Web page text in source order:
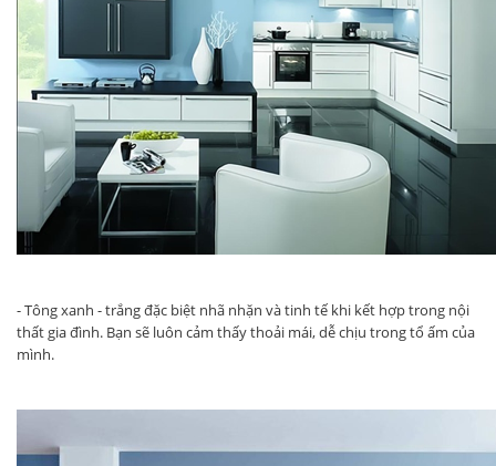
- Tông xanh - trắng đặc biệt nhã nhặn và tinh tế khi kết hợp trong nội
thất gia đình. Bạn sẽ luôn cảm thấy thoải mái, dễ chịu trong tổ ấm của
mình.